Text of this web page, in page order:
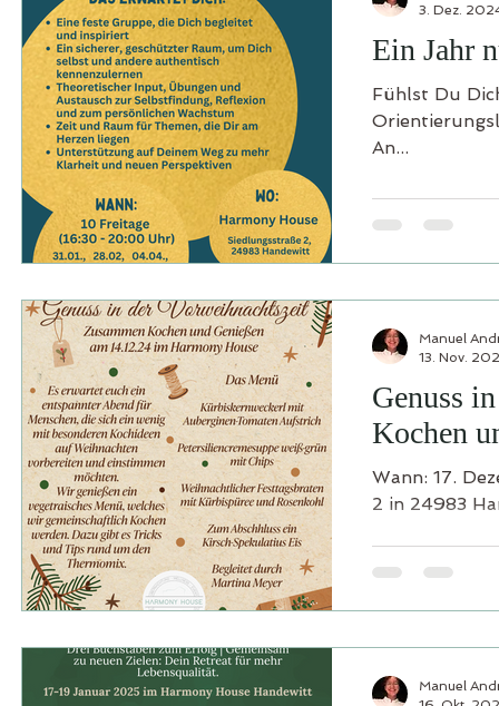
Ein Jahr
Fühlst Du
An...
3. Dez.
Genuss
Kochen
Wann: 17. Dezember 2024 – 18 Uhr Wo: Harmony House, Siedlungsstraße
2 in 24983
Manuel
13. Nov.
Manuel